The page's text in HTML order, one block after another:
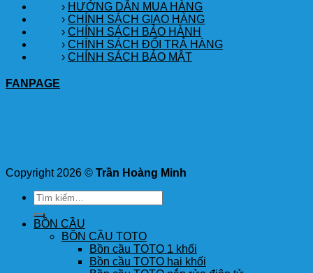
› HƯỚNG DẪN MUA HÀNG
› CHÍNH SÁCH GIAO HÀNG
› CHÍNH SÁCH BẢO HÀNH
› CHÍNH SÁCH ĐỔI TRẢ HÀNG
› CHÍNH SÁCH BẢO MẬT
FANPAGE
Copyright 2026 © Trần Hoàng Minh
Tìm
kiếm:
BỒN CẦU
BỒN CẦU TOTO
Bồn cầu TOTO 1 khối
Bồn cầu TOTO hai khối